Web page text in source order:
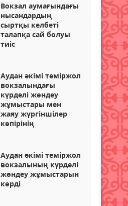
Вокзал аумағындағы
нысандардың
сыртқы келбеті
талапқа сай болуы
тиіс
Аудан әкімі теміржол
вокзалындағы
күрделі жөндеу
жұмыстары мен
жаяу жүргіншілер
көпірінің
Аудан әкімі теміржол
вокзалының күрделі
жөндеу жұмыстарын
көрді